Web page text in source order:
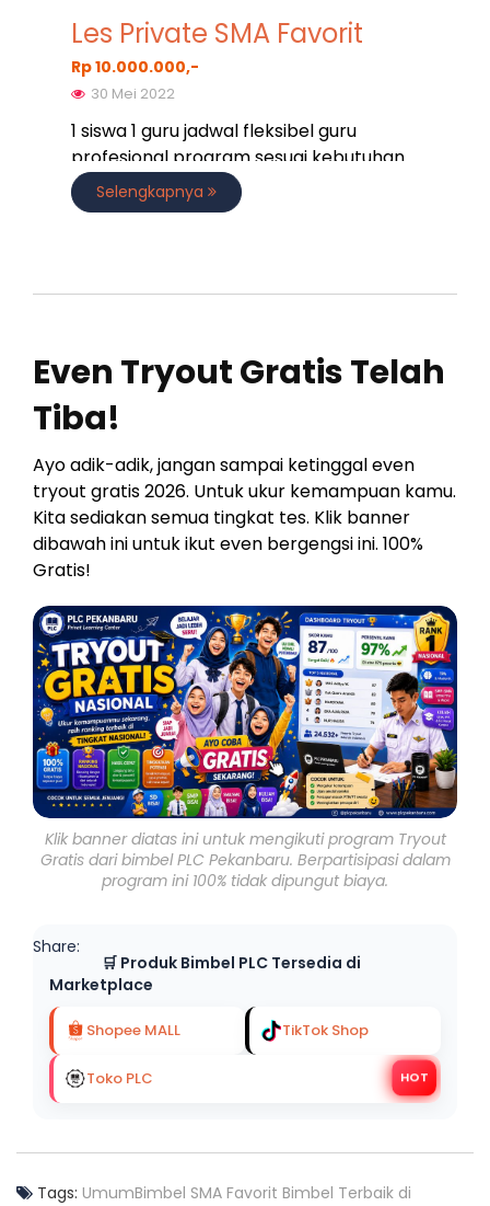
Les Private SMA Favorit
Rp 10.000.000,-
30 Mei 2022
1 siswa 1 guru jadwal fleksibel guru
profesional program sesuai kebutuhan
Selengkapnya
Even Tryout Gratis Telah
Tiba!
Ayo adik-adik, jangan sampai ketinggal even
tryout gratis 2026. Untuk ukur kemampuan kamu.
Kita sediakan semua tingkat tes. Klik banner
dibawah ini untuk ikut even bergengsi ini. 100%
Gratis!
Klik banner diatas ini untuk mengikuti program Tryout
Gratis dari bimbel PLC Pekanbaru. Berpartisipasi dalam
program ini 100% tidak dipungut biaya.
Share:
🛒 Produk Bimbel PLC Tersedia di
Marketplace
Shopee MALL TikTok Shop
HOT
Toko PLC
Tags: UmumBimbel SMA Favorit Bimbel Terbaik di